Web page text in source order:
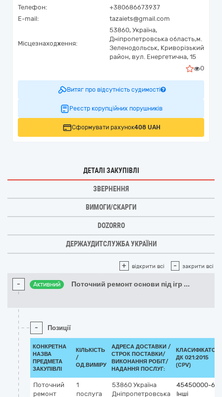
Телефон:
+380686673937
E-mail:
tazaiets@gmail.com
Місцезнаходження:
53860, Україна,
Дніпропетровська область,м.
Зеленодольськ, Криворізький
район, вул. Енергетична, 15
0
Витяг про відсутність судимості
Реєстр корупційних порушників
Сформувати рахунок408 UAH
ДЕТАЛІ ЗАКУПІВЛІ
ЗВЕРНЕННЯ
ВИМОГИ/СКАРГИ
DOZORRO
ДЕРЖАУДИТСЛУЖБА УКРАЇНИ
+ відкрити всі - закрити всі
- Активний Поточний ремонт основи під ігр ...
- Позиції
КОНКРЕТНА
НАЗВА
ПРЕДМЕТА
ЗАКУПІВЛІ
КІЛЬКІСТЬ
/
ОД.ВИМІРУ
АДРЕСА ДОСТАВКИ /
СТРОК ПОСТАВКИ/
ВИКОНАННЯ РОБІТ/
НАДАННЯ ПОСЛУГ:
КЛАСИФІКАТОР
ДК 021:2015
(CPV)
Поточний
ремонт
1
послуга
53860 Україна
Дніпропетровська
45450000-6
Інші